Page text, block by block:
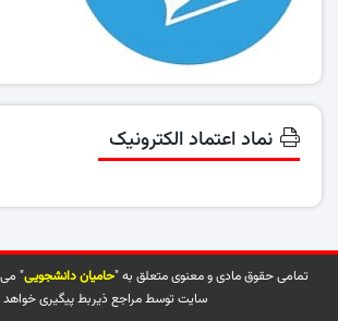
نماد اعتماد الکترونیک
تمامی حقوق مادی و معنوی متعلق به "حامیان دانشجویی" می
سایت توسط مراجع ذیربط پیگیری